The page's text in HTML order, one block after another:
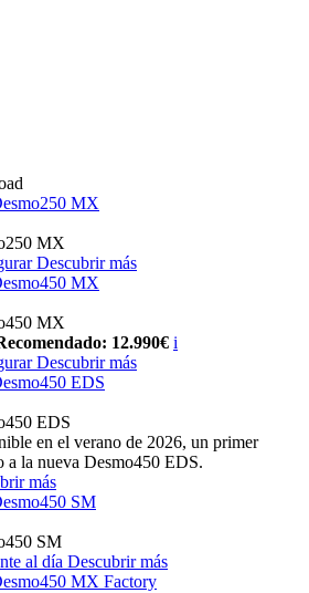
MX
MX
Descubrir más
MX
MX
12.990€ i
Descubrir más
EDS
EDS
en el verano de 2026, un primer
a la nueva Desmo450 EDS.
más
SM
SM
al día Descubrir más
MX Factory